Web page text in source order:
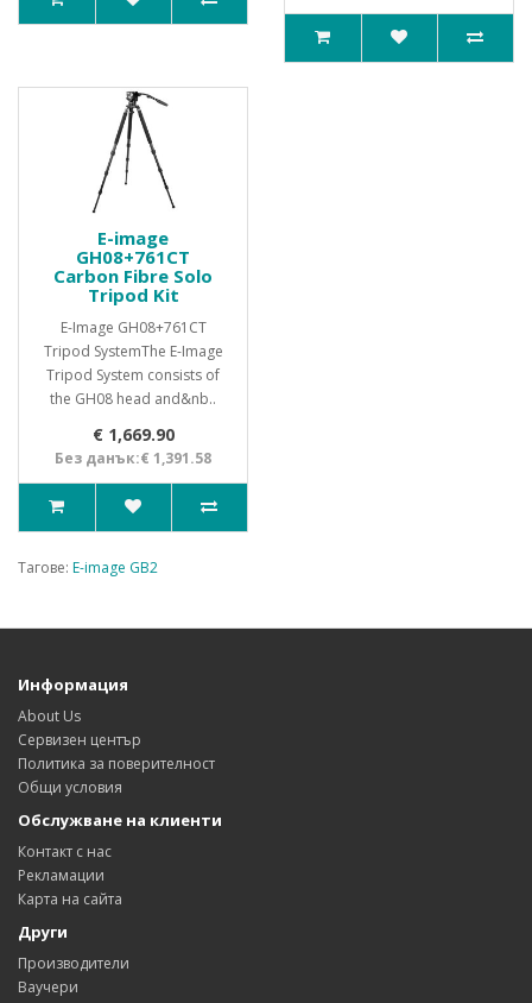
E-image
GH08+761CT
Carbon Fibre Solo
Tripod Kit
E-Image GH08+761CT
Tripod SystemThe E-Image
Tripod System consists of
the GH08 head and&nb..
€ 1,669.90
Без данък:€ 1,391.58
Тагове: E-image GB2
Информация
About Us
Сервизен център
Политика за поверителност
Общи условия
Обслужване на клиенти
Контакт с нас
Рекламации
Карта на сайта
Други
Производители
Ваучери